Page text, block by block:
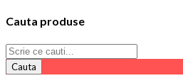
Cauta produse
Cauta